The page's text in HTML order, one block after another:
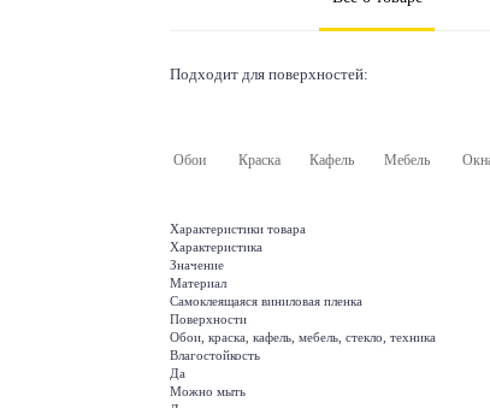
Подходит для поверхностей:
Обои Краска Кафель Мебель
Характеристики товара
Характеристика
Значение
Материал
Самоклеящаяся виниловая пленка
Поверхности
Обои, краска, кафель, мебель, стекло, техника
Влагостойкость
Да
Можно мыть